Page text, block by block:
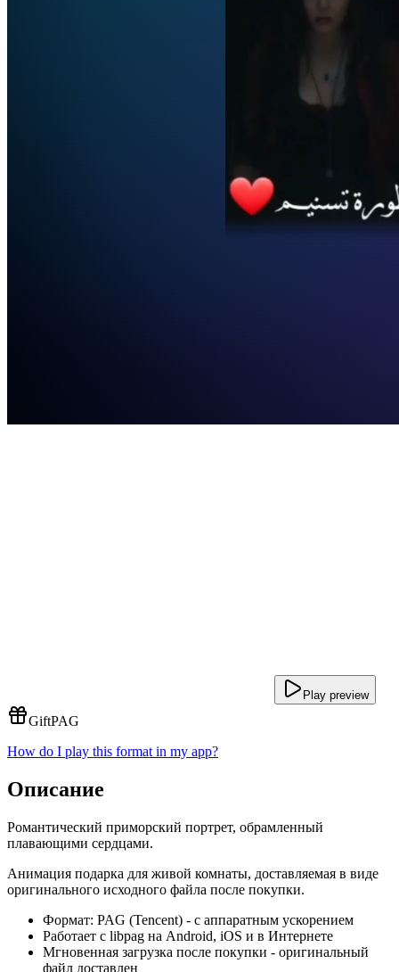
Play preview
GiftPAG
How do I play this format in my app?
Описание
Романтический приморский портрет, обрамленный
плавающими сердцами.
Анимация подарка для живой комнаты, доставляемая в виде
оригинального исходного файла после покупки.
Формат: PAG (Tencent) - с аппаратным ускорением
Работает с libpag на Android, iOS и в Интернете
Мгновенная загрузка после покупки - оригинальный
файл доставлен